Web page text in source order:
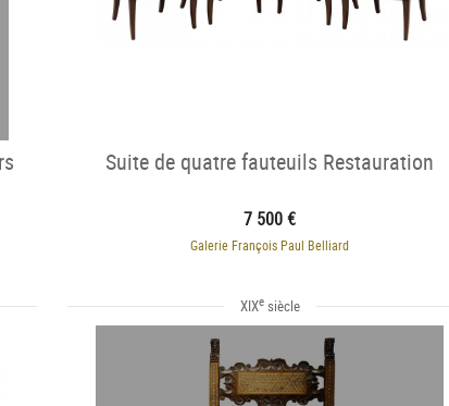
Suite de quatre fauteuils Restauration
7 500 €
Galerie François Paul Belliard
XIXesiècle